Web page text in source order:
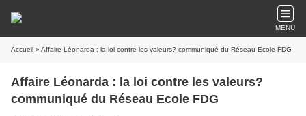
MENU
Accueil » Affaire Léonarda : la loi contre les valeurs? communiqué du Réseau Ecole FDG
Affaire Léonarda : la loi contre les valeurs?
communiqué du Réseau Ecole FDG